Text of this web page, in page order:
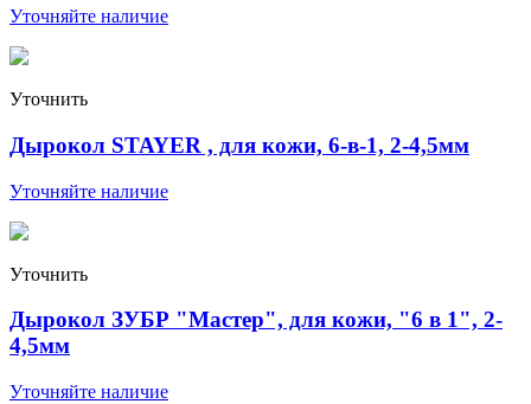
Уточняйте наличие
Уточнить
Дырокол STAYER , для кожи, 6-в-1, 2-4,5мм
Уточняйте наличие
Уточнить
Дырокол ЗУБР "Мастер", для кожи, "6 в 1", 2-
4,5мм
Уточняйте наличие